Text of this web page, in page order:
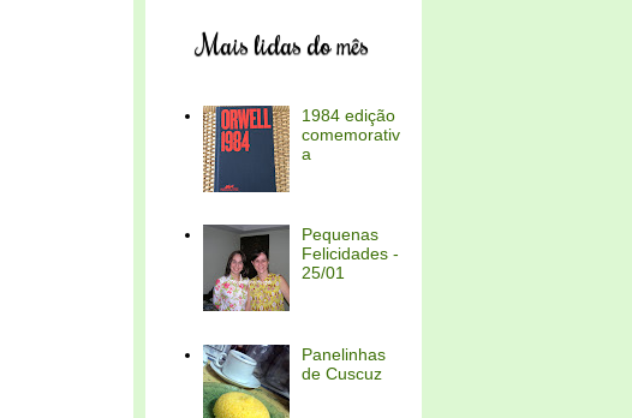
Mais lidas do mês
1984 edição
comemorativ
a
Pequenas
Felicidades -
25/01
Panelinhas
de Cuscuz